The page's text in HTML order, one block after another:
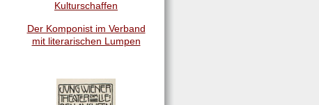
Kulturschaffen
Der Komponist im Verband
mit literarischen Lumpen